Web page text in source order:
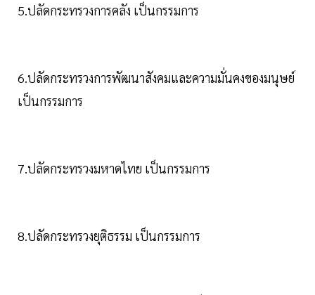
5.ปลัดกระทรวงการคลัง เป็นกรรมการ
6.ปลัดกระทรวงการพัฒนาสังคมและความมั่นคงของมนุษย์
เป็นกรรมการ
7.ปลัดกระทรวงมหาดไทย เป็นกรรมการ
8.ปลัดกระทรวงยุติธรรม เป็นกรรมการ